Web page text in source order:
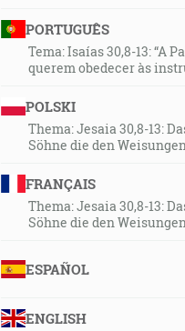
PORTUGUÊS
Tema: Isaías 30,8-13: “A
querem obedecer às
POLSKI
Thema: Jesaia 30,8-13:
Söhne die den
FRANÇAIS
Thema: Jesaia 30,8-13:
Söhne die den
ESPAÑOL
ENGLISH